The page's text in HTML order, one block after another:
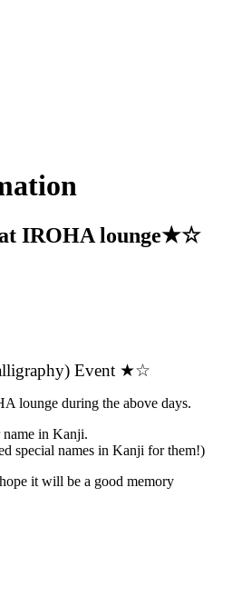
IROHA lounge★☆
Event ★☆
lounge during the above days.
in Kanji.
special names in Kanji for them!)
it will be a good memory